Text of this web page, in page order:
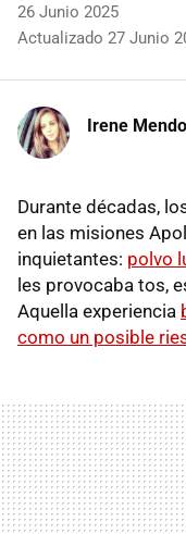
26 Junio 2025
Actualizado 27 Junio
Irene
Durante décadas,
en las misiones
inquietantes: polvo
les provocaba tos,
Aquella experiencia
como un posible